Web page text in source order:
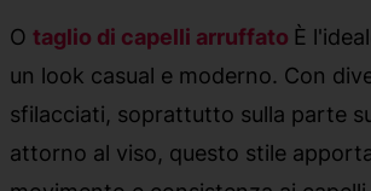
O taglio di capelli arruffato È
un look casual e moderno. Con
sfilacciati, soprattutto sulla parte
attorno al viso, questo stile